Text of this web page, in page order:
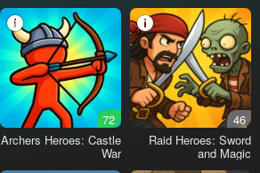
46
Raid Heroes: Sword
and Magic
72
Archers Heroes: Castle
War